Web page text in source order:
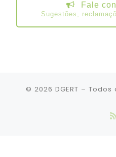
Fale
Sugestões,
© 2026 DGERT – Todos